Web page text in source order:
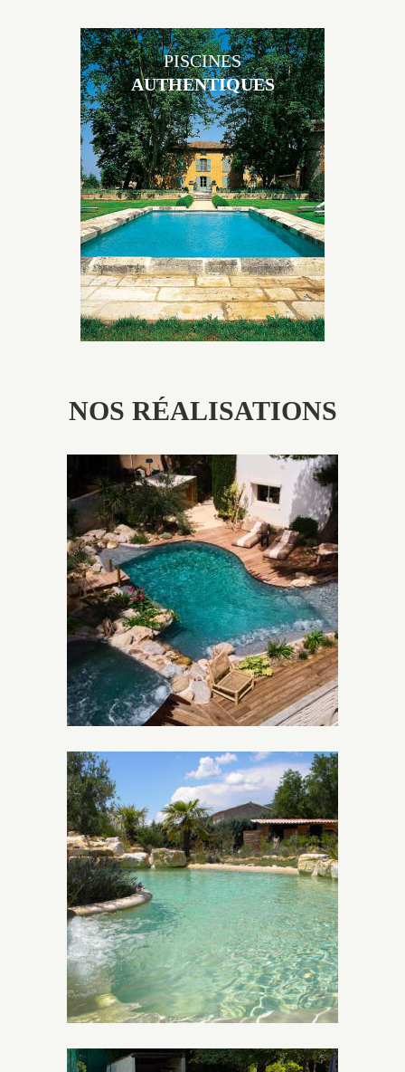
Les piscines en béton authentiques Jacques Brens se
démarquent par la noblesse des matériaux
utilisés pour garder un aspect ancien, retrouver une
patine naturelle ou créer un ornement de pierres de
taille.
PISCINES
AUTHENTIQUES
NOS RÉALISATIONS